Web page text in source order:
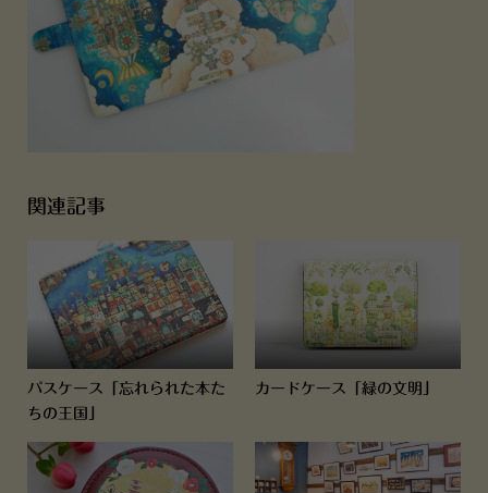
関連記事
パスケース「忘れられた本た
ちの王国」
カードケース「緑の文明」